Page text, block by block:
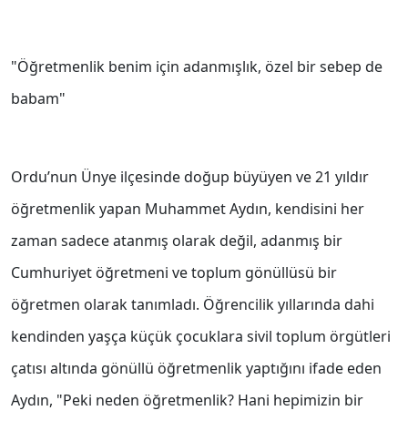
"Öğretmenlik benim için adanmışlık, özel bir sebep de
babam"
Ordu’nun Ünye ilçesinde doğup büyüyen ve 21 yıldır
öğretmenlik yapan Muhammet Aydın, kendisini her
zaman sadece atanmış olarak değil, adanmış bir
Cumhuriyet öğretmeni ve toplum gönüllüsü bir
öğretmen olarak tanımladı. Öğrencilik yıllarında dahi
kendinden yaşça küçük çocuklara sivil toplum örgütleri
çatısı altında gönüllü öğretmenlik yaptığını ifade eden
Aydın, "Peki neden öğretmenlik? Hani hepimizin bir